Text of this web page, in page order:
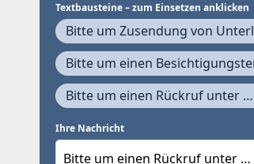
Textbausteine – zum Einsetzen anklicken
Bitte um Zusendung von
Bitte um einen
Bitte um einen Rückruf unter …
Ihre Nachricht